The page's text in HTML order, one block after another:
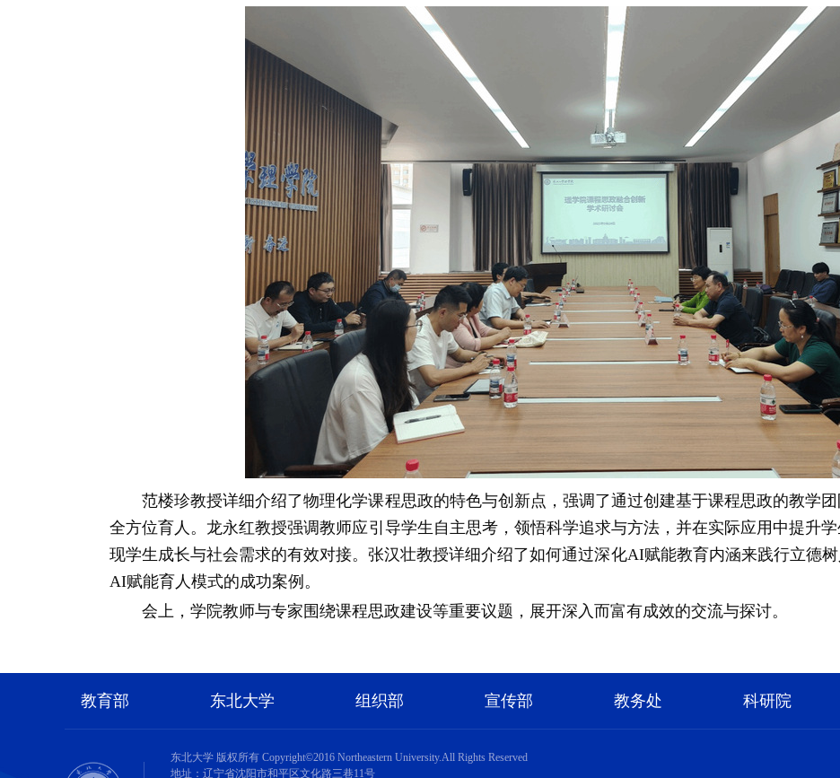
范楼珍教授详细介绍了物理化学课程思政的特色与创新点，强调了通过创建基于课程思政的教学
全方位育人。龙永红教授强调教师应引导学生自主思考，领悟科学追求与方法，并在实际应用中提升
现学生成长与社会需求的有效对接。张汉壮教授详细介绍了如何通过深化AI赋能教育内涵来践行立德
AI赋能育人模式的成功案例。
会上，学院教师与专家围绕课程思政建设等重要议题，展开深入而富有成效的交流与探讨。
教育部 东北大学 组织部 宣传部 教务处 科研院
东北大学 版权所有 Copyright©2016 Northeastern University.All Rights Reserved
地址：辽宁省沈阳市和平区文化路三巷11号